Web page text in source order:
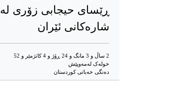
ڕێسای حیجابی زۆری لە
شارەکانی ئێران
2 ساڵ و 3 مانگ و 24 ڕۆژ و 4 کاتژمێر و 52
خوله‌ک له‌مه‌وپێش‌
دەنگی خەباتی کوردستان